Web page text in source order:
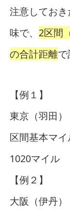
注意してお
味で、 2区間
の合計距離で
【例１】
東京（羽田
区間基本マ
1020マイル
【例２】
大阪（伊丹